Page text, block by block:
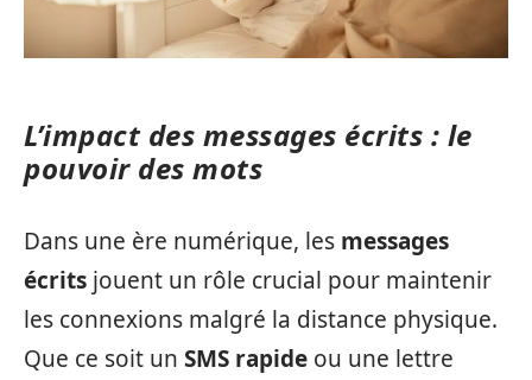
L’impact des messages écrits : le
pouvoir des mots
Dans une ère numérique, les messages
écrits jouent un rôle crucial pour maintenir
les connexions malgré la distance physique.
Que ce soit un SMS rapide ou une lettre